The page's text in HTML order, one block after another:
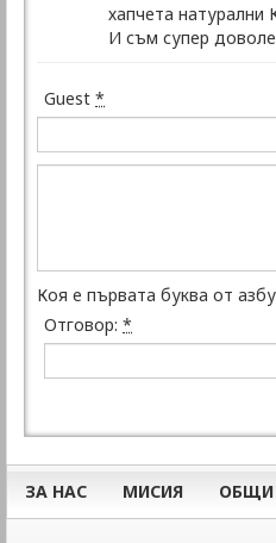
хапчета натурални
И съм супер
Guest *
Коя е първата буква от
Отговор: *
ЗА НАС МИСИЯ ОБЩИ